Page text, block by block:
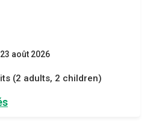
août 2026
(2 adults, 2 children)